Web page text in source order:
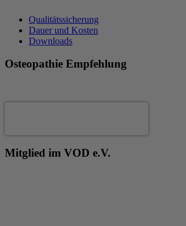
Qualitätssicherung
Dauer und Kosten
Downloads
Osteopathie Empfehlung
Mitglied im VOD e.V.